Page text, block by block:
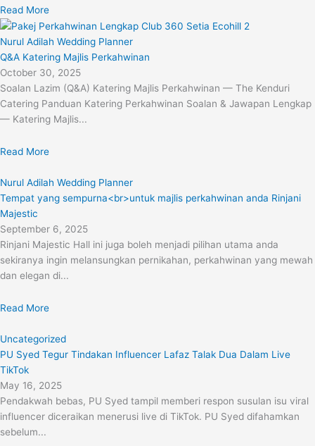
Read More
Nurul Adilah Wedding Planner
Q&A Katering Majlis Perkahwinan
October 30, 2025
Soalan Lazim (Q&A) Katering Majlis Perkahwinan — The Kenduri
Catering Panduan Katering Perkahwinan Soalan & Jawapan Lengkap
— Katering Majlis...
Read More
Nurul Adilah Wedding Planner
Tempat yang sempurna<br>untuk majlis perkahwinan anda Rinjani
Majestic
September 6, 2025
Rinjani Majestic Hall ini juga boleh menjadi pilihan utama anda
sekiranya ingin melansungkan pernikahan, perkahwinan yang mewah
dan elegan di...
Read More
Uncategorized
PU Syed Tegur Tindakan Influencer Lafaz Talak Dua Dalam Live
TikTok
May 16, 2025
Pendakwah bebas, PU Syed tampil memberi respon susulan isu viral
influencer diceraikan menerusi live di TikTok. PU Syed difahamkan
sebelum...